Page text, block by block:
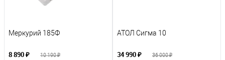
Меркурий 185Ф
8 890 ₽ 10 190 ₽
АТОЛ Сигма 10
34 990 ₽ 36 000 ₽